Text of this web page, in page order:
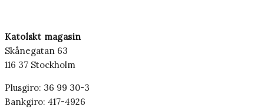
Katolskt magasin
Skånegatan 63
116 37 Stockholm
Plusgiro: 36 99 30-3
Bankgiro: 417-4926